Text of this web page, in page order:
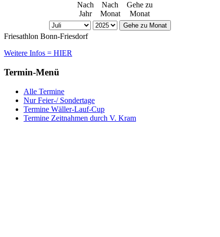
Nach
Jahr
Nach
Monat
Gehe zu
Monat
Gehe zu Monat
Friesathlon Bonn-Friesdorf
Weitere Infos = HIER
Termin-Menü
Alle Termine
Nur Feier-/ Sondertage
Termine Wäller-Lauf-Cup
Termine Zeitnahmen durch V. Kram